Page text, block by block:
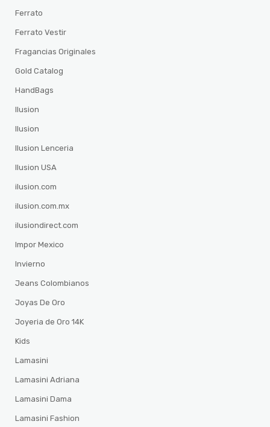
Ferrato
Ferrato Vestir
Fragancias Originales
Gold Catalog
HandBags
Ilusion
Ilusion
Ilusion Lenceria
Ilusion USA
ilusion.com
ilusion.com.mx
ilusiondirect.com
Impor Mexico
Invierno
Jeans Colombianos
Joyas De Oro
Joyeria de Oro 14K
Kids
Lamasini
Lamasini Adriana
Lamasini Dama
Lamasini Fashion